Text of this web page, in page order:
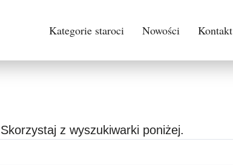
Kategorie staroci Nowości Kontakt
z wyszukiwarki poniżej.